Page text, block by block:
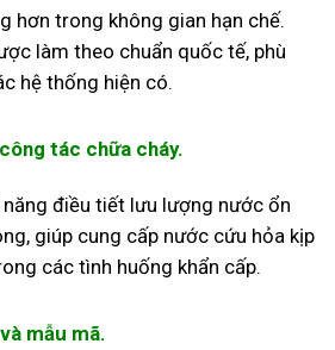
hơn trong không gian hạn chế.
làm theo chuẩn quốc tế, phù
hệ thống hiện có.
tác chữa cháy.
năng điều tiết lưu lượng nước ổn
giúp cung cấp nước cứu hỏa kịp
các tình huống khẩn cấp.
mẫu mã.